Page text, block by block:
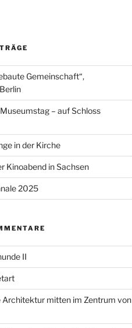
Gemeinschaft“,
– auf Schloss
in der Kirche
Kinoabend in Sachsen
2025
II
Architektur mitten im Zentrum von